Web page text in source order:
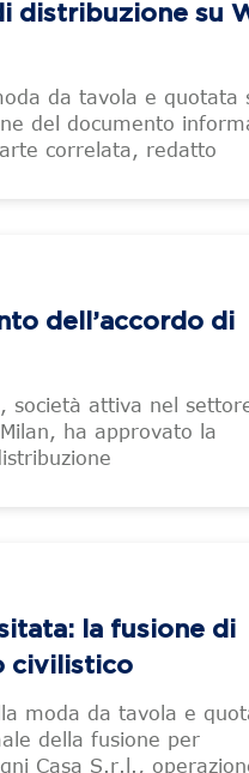
distribuzione su
da tavola e quotata
del documento
correlata, redatto
dell’accordo di
società attiva nel
ha approvato la
la fusione di
civilistico
moda da tavola e
della fusione per
Casa S.r.l.,